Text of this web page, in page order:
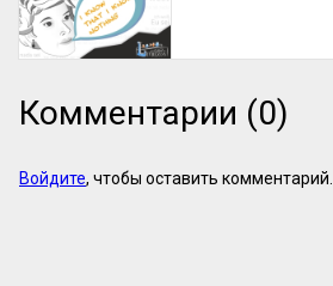
Комментарии (0)
Войдите, чтобы оставить комментарий.